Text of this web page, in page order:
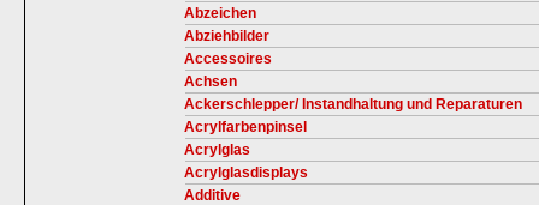
Abzeichen
Abziehbilder
Accessoires
Achsen
Ackerschlepper/ Instandhaltung und Reparaturen
Acrylfarbenpinsel
Acrylglas
Acrylglasdisplays
Additive